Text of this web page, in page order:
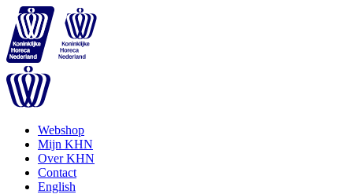
Webshop
Mijn KHN
Over KHN
Contact
English